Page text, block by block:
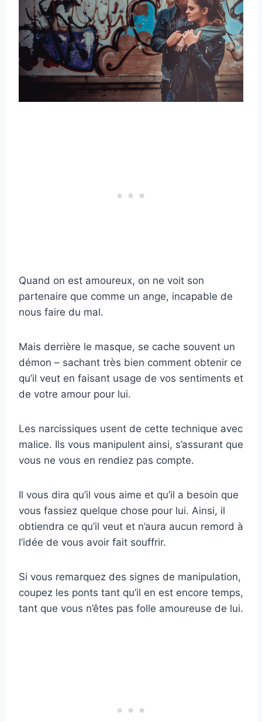
Quand on est amoureux, on ne voit son
partenaire que comme un ange, incapable de
nous faire du mal.
Mais derrière le masque, se cache souvent un
démon – sachant très bien comment obtenir ce
qu’il veut en faisant usage de vos sentiments et
de votre amour pour lui.
Les narcissiques usent de cette technique avec
malice. Ils vous manipulent ainsi, s’assurant que
vous ne vous en rendiez pas compte.
Il vous dira qu’il vous aime et qu’il a besoin que
vous fassiez quelque chose pour lui. Ainsi, il
obtiendra ce qu’il veut et n’aura aucun remord à
l’idée de vous avoir fait souffrir.
Si vous remarquez des signes de manipulation,
coupez les ponts tant qu’il en est encore temps,
tant que vous n’êtes pas folle amoureuse de lui.